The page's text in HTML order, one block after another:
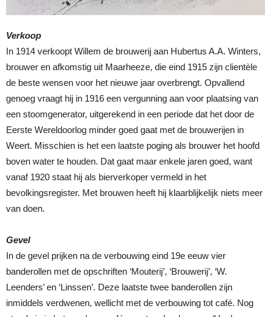
Verkoop
In 1914 verkoopt Willem de brouwerij aan Hubertus A.A. Winters,
brouwer en afkomstig uit Maarheeze, die eind 1915 zijn clientèle
de beste wensen voor het nieuwe jaar overbrengt. Opvallend
genoeg vraagt hij in 1916 een vergunning aan voor plaatsing van
een stoomgenerator, uitgerekend in een periode dat het door de
Eerste Wereldoorlog minder goed gaat met de brouwerijen in
Weert. Misschien is het een laatste poging als brouwer het hoofd
boven water te houden. Dat gaat maar enkele jaren goed, want
vanaf 1920 staat hij als bierverkoper vermeld in het
bevolkingsregister. Met brouwen heeft hij klaarblijkelijk niets meer
van doen.
Gevel
In de gevel prijken na de verbouwing eind 19e eeuw vier
banderollen met de opschriften ‘Mouterij’, ‘Brouwerij’, ‘W.
Leenders’ en ‘Linssen’. Deze laatste twee banderollen zijn
inmiddels verdwenen, wellicht met de verbouwing tot café. Nog